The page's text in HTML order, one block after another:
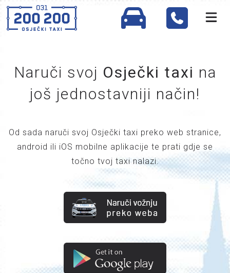
Naruči svoj Osječki taxi na
još jednostavniji način!
Od sada naruči svoj Osječki taxi preko web stranice,
android ili iOS mobilne aplikacije te prati gdje se
točno tvoj taxi nalazi.